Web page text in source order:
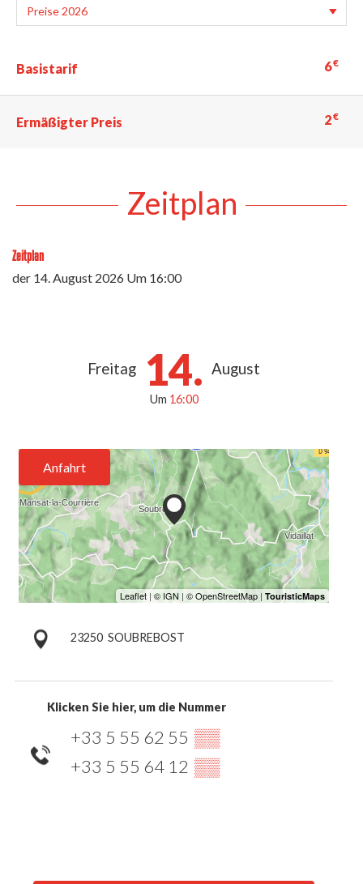
Basistarif 6€
Ermäßigter Preis 2€
Zeitplan
Zeitplan
der 14. August 2026 Um 16:00
Freitag 14. August
Um 16:00
Anfahrt
23250 SOUBREBOST
Klicken Sie hier, um die Nummer
+33 5 55 62 55 ▒▒
+33 5 55 64 12 ▒▒